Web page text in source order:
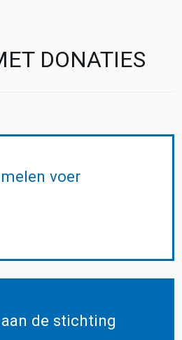
DONATIES
voer
de stichting